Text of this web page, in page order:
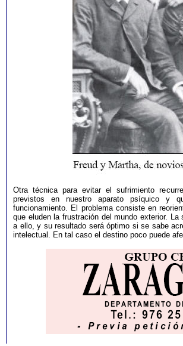
Otra técnica para evitar el sufrimiento
previstos en nuestro aparato psíquico y
funcionamiento. El problema consiste en
que eluden la frustración del mundo exterior.
a ello, y su resultado será óptimo si se sabe
intelectual. En tal caso el destino poco puede